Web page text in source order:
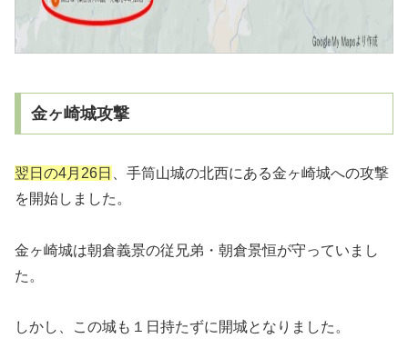
金ヶ崎城攻撃
翌日の4月26日
、手筒山城の北西にある金ヶ崎城への攻撃
を開始しました。
金ヶ崎城は朝倉義景の従兄弟・朝倉景恒が守っていまし
た。
しかし、この城も１日持たずに開城となりました。